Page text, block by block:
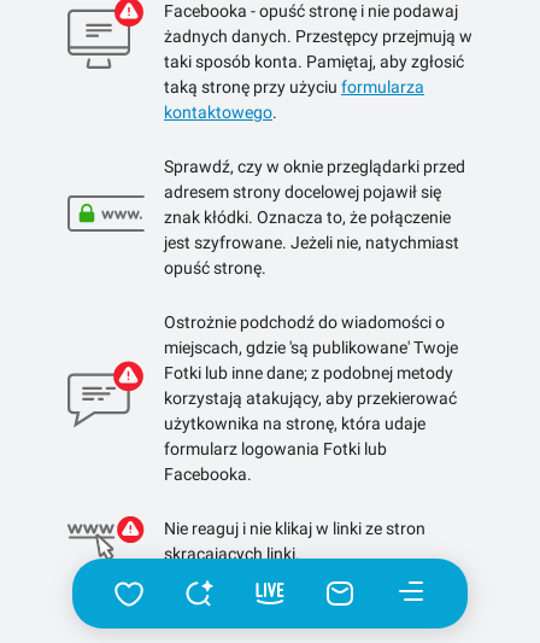
Facebooka - opuść stronę i nie podawaj
żadnych danych. Przestępcy przejmują w
taki sposób konta. Pamiętaj, aby zgłosić
taką stronę przy użyciu formularza
kontaktowego.
Sprawdź, czy w oknie przeglądarki przed
adresem strony docelowej pojawił się
znak kłódki. Oznacza to, że połączenie
jest szyfrowane. Jeżeli nie, natychmiast
opuść stronę.
Ostrożnie podchodź do wiadomości o
miejscach, gdzie 'są publikowane' Twoje
Fotki lub inne dane; z podobnej metody
korzystają atakujący, aby przekierować
użytkownika na stronę, która udaje
formularz logowania Fotki lub
Facebooka.
Nie reaguj i nie klikaj w linki ze stron
skracających linki.